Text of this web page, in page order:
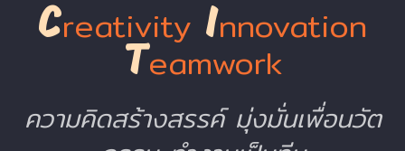
Creativity Innovation
Teamwork
ความคิดสร้างสรรค์ มุ่งมั่นเพื่อนวัต